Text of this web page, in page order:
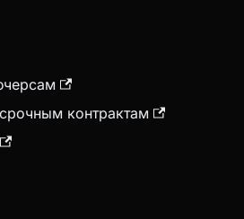
контрактам